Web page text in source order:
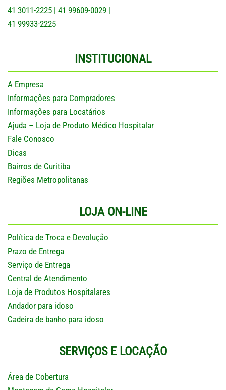
41 3011-2225 41 99609-0029
41 99933-2225
INSTITUCIONAL
A Empresa
Informações para Compradores
Informações para Locatários
Ajuda – Loja de Produto Médico Hospitalar
Fale Conosco
Dicas
Bairros de Curitiba
Regiões Metropolitanas
LOJA ON-LINE
Política de Troca e Devolução
Prazo de Entrega
Serviço de Entrega
Central de Atendimento
Loja de Produtos Hospitalares
Andador para idoso
Cadeira de banho para idoso
SERVIÇOS E LOCAÇÃO
Área de Cobertura